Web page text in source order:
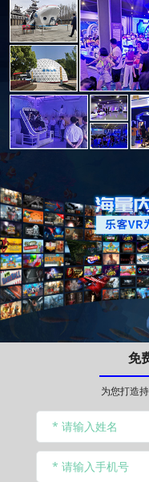
免
为您打造